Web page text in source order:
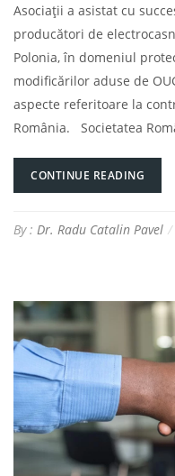
Asociații a asistat cu
producători de
Polonia, în domeniul
modificărilor aduse de
aspecte referitoare la
România. Societatea
CONTINUE READING
By : Dr. Radu Catalin Pavel